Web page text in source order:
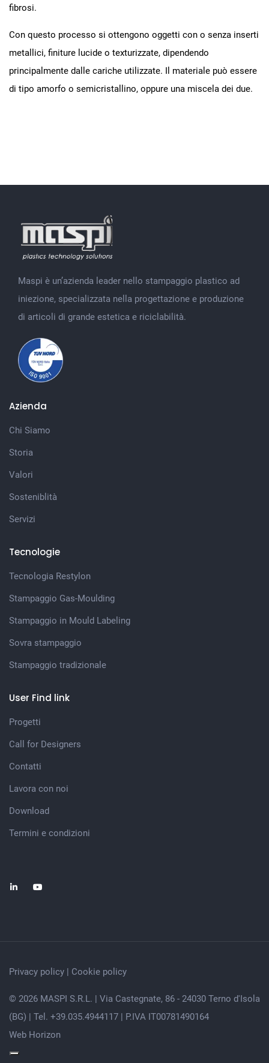
fibrosi.
Con questo processo si ottengono oggetti con o senza inserti
metallici, finiture lucide o texturizzate, dipendendo
principalmente dalle cariche utilizzate. Il materiale può essere
di tipo amorfo o semicristallino, oppure una miscela dei due.
Maspi è un’azienda leader nello stampaggio plastico ad
iniezione, specializzata nella progettazione e produzione
di articoli di grande estetica e riciclabilità.
Azienda
Chi Siamo
Storia
Valori
Sosteniblità
Servizi
Tecnologie
Tecnologia Restylon
Stampaggio Gas-Moulding
Stampaggio in Mould Labeling
Sovra stampaggio
Stampaggio tradizionale
User Find link
Progetti
Call for Designers
Contatti
Lavora con noi
Download
Termini e condizioni
Privacy policy | Cookie policy
© 2026 MASPI S.R.L. | Via Castegnate, 86 - 24030 Terno d'Isola
(BG) | Tel. +39.035.4944117 | P.IVA IT00781490164
Web Horizon